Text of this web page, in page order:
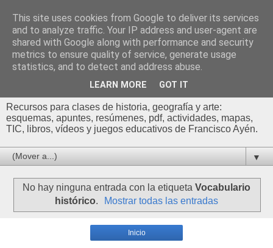
Profesor Francisco |
Recursos de Geografía,
Historia y Arte
Recursos para clases de historia, geografía y arte:
esquemas, apuntes, resúmenes, pdf, actividades, mapas,
TIC, libros, vídeos y juegos educativos de Francisco Ayén.
▼
No hay ninguna entrada con la etiqueta Vocabulario
histórico. Mostrar todas las entradas
Inicio
This site uses cookies from Google to deliver its services
and to analyze traffic. Your IP address and user-agent are
shared with Google along with performance and security
metrics to ensure quality of service, generate usage
statistics, and to detect and address abuse.
LEARN MORE GOT IT